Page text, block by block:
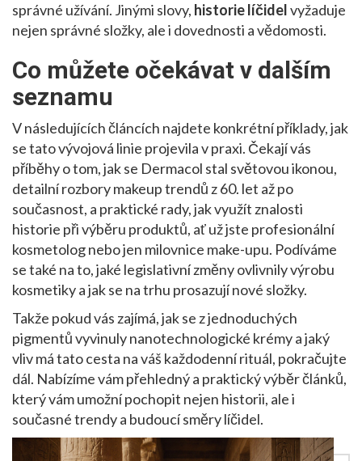
správné užívání. Jinými slovy, historie líčidelvyžaduje
nejen správné složky, ale i dovednosti a vědomosti.
Co můžete očekávat v dalším
seznamu
V následujících článcích najdete konkrétní příklady, jak
se tato vývojová linie projevila v praxi. Čekají vás
příběhy o tom, jak se Dermacol stal světovou ikonou,
detailní rozbory makeup trendů z 60. let až po
současnost, a praktické rady, jak využít znalosti
historie při výběru produktů, ať už jste profesionální
kosmetolog nebo jen milovnice make-upu. Podíváme
se také na to, jaké legislativní změny ovlivnily výrobu
kosmetiky a jak se na trhu prosazují nové složky.
Takže pokud vás zajímá, jak se z jednoduchých
pigmentů vyvinuly nanotechnologické krémy a jaký
vliv má tato cesta na váš každodenní rituál, pokračujte
dál. Nabízíme vám přehledný a praktický výběr článků,
který vám umožní pochopit nejen historii, ale i
současné trendy a budoucí směry líčidel.